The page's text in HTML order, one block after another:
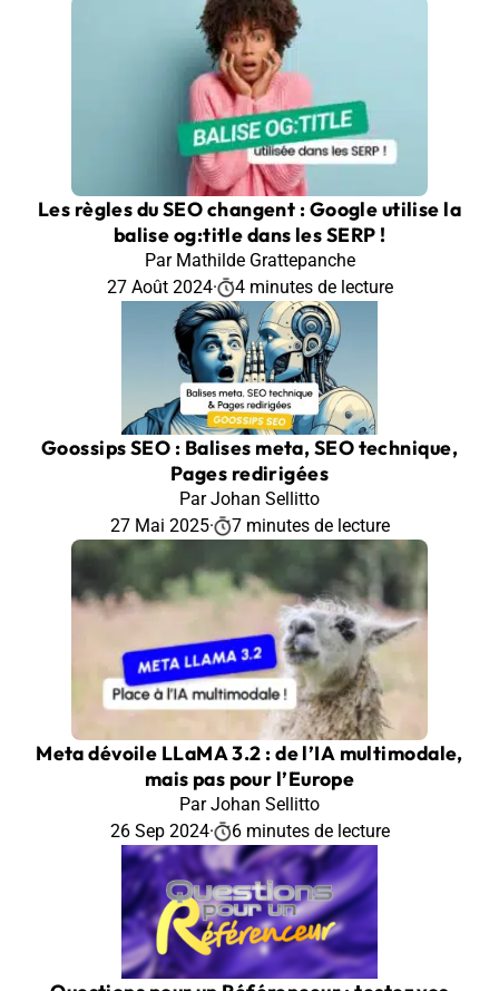
Les règles du SEO changent : Google utilise la
balise og:title dans les SERP !
Par Mathilde Grattepanche
27 Août 2024· 4 minutes de lecture
Goossips SEO : Balises meta, SEO technique,
Pages redirigées
Par Johan Sellitto
27 Mai 2025· 7 minutes de lecture
Meta dévoile LLaMA 3.2 : de l’IA multimodale,
mais pas pour l’Europe
Par Johan Sellitto
26 Sep 2024· 6 minutes de lecture